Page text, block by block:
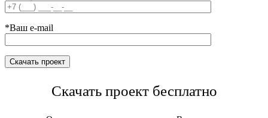
*Ваш e-mail
Скачать проект бесплатно